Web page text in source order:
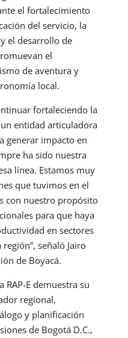
el fortalecimiento
del servicio, la
el desarrollo de
el
de aventura y
local.
fortaleciendo la
un entidad articuladora
generar impacto en
ha sido nuestra
línea. Estamos muy
que tuvimos en el
con nuestro propósito
para que haya
en sectores
señaló Jairo
de Boyacá.
RAP-E demuestra su
regional,
y planificación
de Bogotá D.C.,